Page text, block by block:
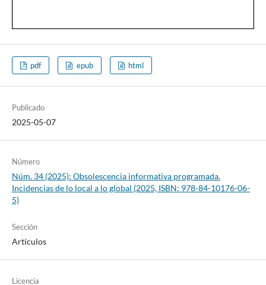
pdf epub html
Publicado
2025-05-07
Número
Núm. 34 (2025): Obsolescencia informativa programada.
Incidencias de lo local a lo global (2025, ISBN: 978-84-10176-06-
5)
Sección
Artículos
Licencia